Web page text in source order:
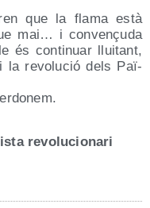
que la fla­ma està
mai… i con­ve­nçu­da
és con­ti­nuar llui­tant,
la revo­lu­ció dels Paï­
revolucionari